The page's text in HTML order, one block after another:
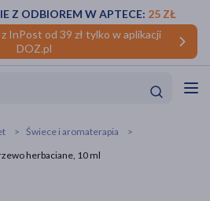
InPost od 39 zł tylko w aplikacji
DOZ.pl
Z ODBIOREM W APTECE: 25 ZŁ
Świece i aromaterapia
herbaciane, 10 ml